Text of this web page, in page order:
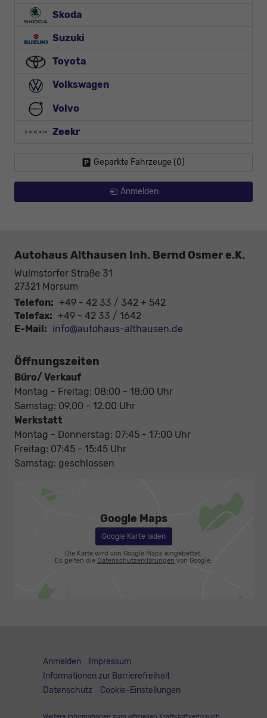
Skoda
Suzuki
Toyota
Volkswagen
Volvo
Zeekr
Geparkte Fahrzeuge (0)
Anmelden
Autohaus Althausen Inh. Bernd Osmer e.K.
Wulmstorfer Straße 31
27321 Morsum
Telefon: +49 - 42 33 / 342 + 542
Telefax: +49 - 42 33 / 1642
E-Mail: info@autohaus-althausen.de
Öffnungszeiten
Büro/ Verkauf
Montag - Freitag: 08:00 - 18:00 Uhr
Samstag: 09.00 - 12.00 Uhr
Werkstatt
Montag - Donnerstag: 07:45 - 17:00 Uhr
Freitag: 07:45 - 15:45 Uhr
Samstag: geschlossen
Google Maps
Google Karte laden
Die Karte wird von Google Maps eingebettet.
Es gelten die Datenschutzerklärungen von Google.
Anmelden
Impressum
Informationen zur Barrierefreiheit
Datenschutz
Cookie-Einstellungen